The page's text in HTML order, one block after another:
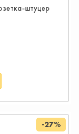
штуцер
-27%